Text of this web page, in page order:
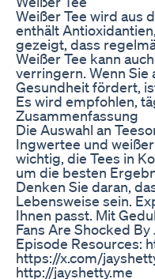
Weißer Tee wird aus
enthält
gezeigt, dass
Weißer Tee kann
verringern. Wenn Sie
Gesundheit fördert,
Es wird empfohlen,
Zusammenfassung
Die Auswahl an
Ingwertee und
wichtig, die Tees in
um die besten
Denken Sie daran,
Lebensweise sein.
Ihnen passt. Mit
Fans Are Shocked
Episode Resources:
https://x.com/
http://jayshetty.me